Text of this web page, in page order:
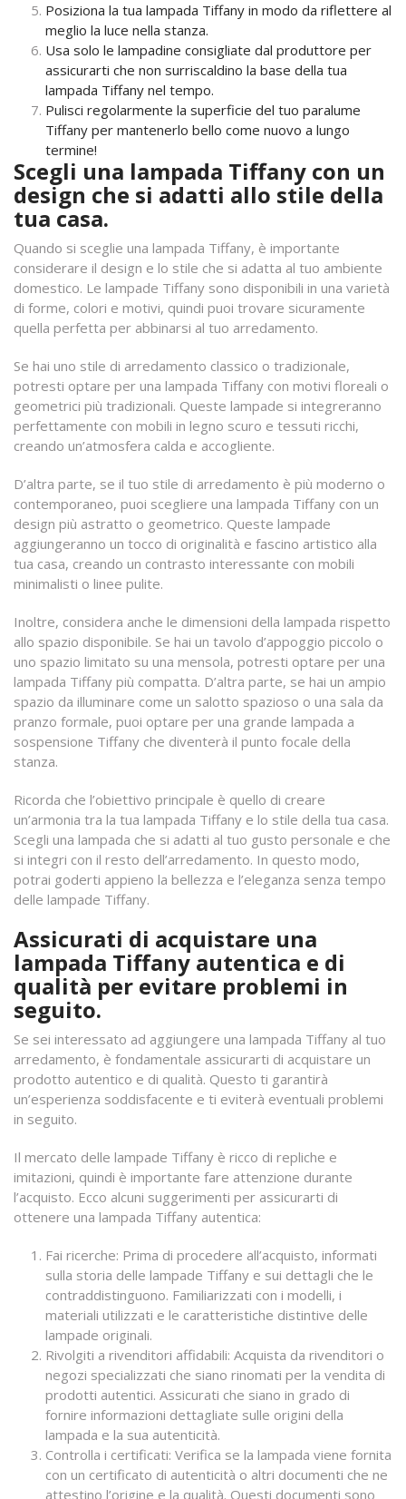
Posiziona la tua lampada Tiffany in modo da riflettere al
meglio la luce nella stanza.
Usa solo le lampadine consigliate dal produttore per
assicurarti che non surriscaldino la base della tua
lampada Tiffany nel tempo.
Pulisci regolarmente la superficie del tuo paralume
Tiffany per mantenerlo bello come nuovo a lungo
termine!
Scegli una lampada Tiffany con un
design che si adatti allo stile della
tua casa.
Quando si sceglie una lampada Tiffany, è importante
considerare il design e lo stile che si adatta al tuo ambiente
domestico. Le lampade Tiffany sono disponibili in una varietà
di forme, colori e motivi, quindi puoi trovare sicuramente
quella perfetta per abbinarsi al tuo arredamento.
Se hai uno stile di arredamento classico o tradizionale,
potresti optare per una lampada Tiffany con motivi floreali o
geometrici più tradizionali. Queste lampade si integreranno
perfettamente con mobili in legno scuro e tessuti ricchi,
creando un’atmosfera calda e accogliente.
D’altra parte, se il tuo stile di arredamento è più moderno o
contemporaneo, puoi scegliere una lampada Tiffany con un
design più astratto o geometrico. Queste lampade
aggiungeranno un tocco di originalità e fascino artistico alla
tua casa, creando un contrasto interessante con mobili
minimalisti o linee pulite.
Inoltre, considera anche le dimensioni della lampada rispetto
allo spazio disponibile. Se hai un tavolo d’appoggio piccolo o
uno spazio limitato su una mensola, potresti optare per una
lampada Tiffany più compatta. D’altra parte, se hai un ampio
spazio da illuminare come un salotto spazioso o una sala da
pranzo formale, puoi optare per una grande lampada a
sospensione Tiffany che diventerà il punto focale della
stanza.
Ricorda che l’obiettivo principale è quello di creare
un’armonia tra la tua lampada Tiffany e lo stile della tua casa.
Scegli una lampada che si adatti al tuo gusto personale e che
si integri con il resto dell’arredamento. In questo modo,
potrai goderti appieno la bellezza e l’eleganza senza tempo
delle lampade Tiffany.
Assicurati di acquistare una
lampada Tiffany autentica e di
qualità per evitare problemi in
seguito.
Se sei interessato ad aggiungere una lampada Tiffany al tuo
arredamento, è fondamentale assicurarti di acquistare un
prodotto autentico e di qualità. Questo ti garantirà
un’esperienza soddisfacente e ti eviterà eventuali problemi
in seguito.
Il mercato delle lampade Tiffany è ricco di repliche e
imitazioni, quindi è importante fare attenzione durante
l’acquisto. Ecco alcuni suggerimenti per assicurarti di
ottenere una lampada Tiffany autentica:
Fai ricerche: Prima di procedere all’acquisto, informati
sulla storia delle lampade Tiffany e sui dettagli che le
contraddistinguono. Familiarizzati con i modelli, i
materiali utilizzati e le caratteristiche distintive delle
lampade originali.
Rivolgiti a rivenditori affidabili: Acquista da rivenditori o
negozi specializzati che siano rinomati per la vendita di
prodotti autentici. Assicurati che siano in grado di
fornire informazioni dettagliate sulle origini della
lampada e la sua autenticità.
Controlla i certificati: Verifica se la lampada viene fornita
con un certificato di autenticità o altri documenti che ne
attestino l’origine e la qualità. Questi documenti sono